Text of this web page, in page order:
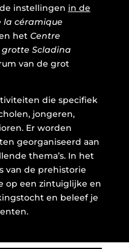
instellingen in de
la céramique
het Centre
Scladina
van de grot
die specifiek
jongeren,
Er worden
georganiseerd aan
thema’s. In het
van de prehistorie
op een zintuiglijke en
en beleef je